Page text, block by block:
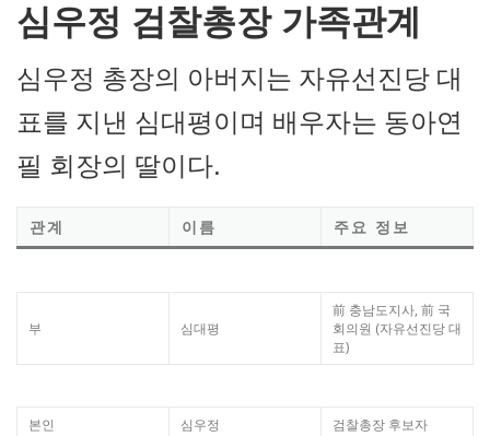
심우정 검찰총장 가족관계
심우정 총장의 아버지는 자유선진당 대
표를 지낸 심대평이며 배우자는 동아연
필 회장의 딸이다.
관계 이름 주요 정보
부 심대평
前 충남도지사, 前 국
회의원 (자유선진당 대
표)
본인 심우정 검찰총장 후보자